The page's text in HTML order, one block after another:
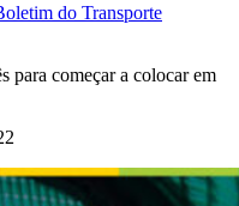
do Transporte
para começar a colocar em